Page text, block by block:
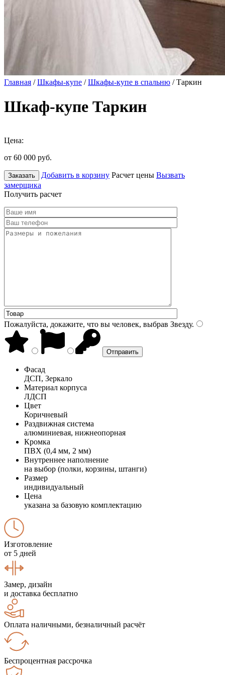
Главная /Шкафы-купе /Шкафы-купе в спальню / Таркин
Шкаф-купе Таркин
Цена:
от 60 000 руб.
Заказать Добавить в корзину Расчет цены Вызвать
замерщика
Получить расчет
Пожалуйста, докажите, что вы человек, выбрав Звезду.
Фасад
ДСП, Зеркало
Материал корпуса
ЛДСП
Цвет
Коричневый
Раздвижная система
алюминиевая, нижнеопорная
Кромка
ПВХ (0,4 мм, 2 мм)
Внутреннее наполнение
на выбор (полки, корзины, штанги)
Размер
индивидуальный
Цена
указана за базовую комплектацию
Изготовление
от 5 дней
Замер, дизайн
и доставка бесплатно
Оплата наличными, безналичный расчёт
Беспроцентная рассрочка